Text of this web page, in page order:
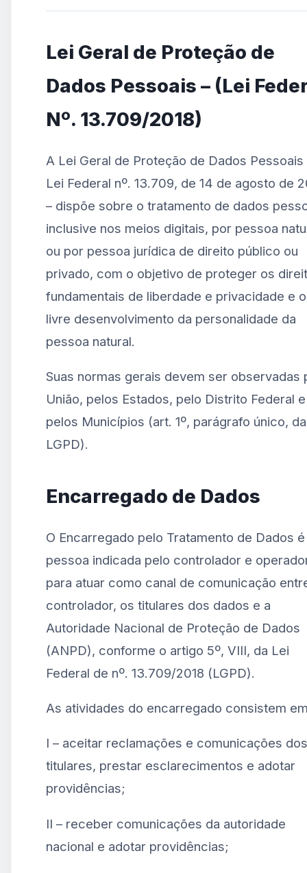
Lei Geral de Proteção de
Dados Pessoais – (Lei
Nº. 13.709/2018)
A Lei Geral de Proteção de Dados Pessoais
Lei Federal nº. 13.709, de 14 de agosto de
– dispõe sobre o tratamento de dados
inclusive nos meios digitais, por pessoa
ou por pessoa jurídica de direito público ou
privado, com o objetivo de proteger os
fundamentais de liberdade e privacidade e o
livre desenvolvimento da personalidade da
pessoa natural.
Suas normas gerais devem ser observadas
União, pelos Estados, pelo Distrito Federal e
pelos Municípios (art. 1º, parágrafo único, da
LGPD).
Encarregado de Dados
O Encarregado pelo Tratamento de Dados é
pessoa indicada pelo controlador e
para atuar como canal de comunicação
controlador, os titulares dos dados e a
Autoridade Nacional de Proteção de Dados
(ANPD), conforme o artigo 5º, VIII, da Lei
Federal de nº. 13.709/2018 (LGPD).
As atividades do encarregado consistem
I – aceitar reclamações e comunicações dos
titulares, prestar esclarecimentos e adotar
providências;
II – receber comunicações da autoridade
nacional e adotar providências;